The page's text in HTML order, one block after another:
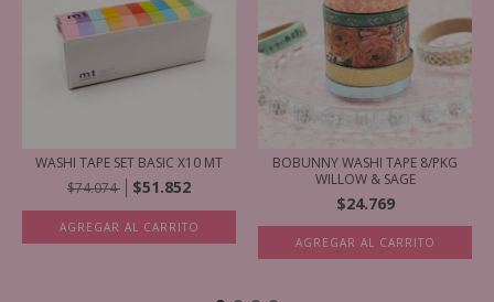
WASHI TAPE SET BASIC X10 MT
$74.074
$51.852
AGREGAR AL CARRITO
BOBUNNY WASHI TAPE 8/PKG
WILLOW & SAGE
$24.769